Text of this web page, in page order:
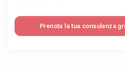
Prenota la tua consulenza